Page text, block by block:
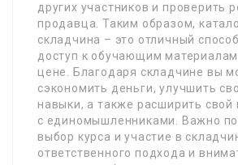
других участников и проверить
продавца. Таким образом,
складчина – это отличный
доступ к обучающим
цене. Благодаря складчине вы
сэкономить деньги, улучшить
навыки, а также расширить свой
с единомышленниками. Важно
выбор курса и участие в
ответственного подхода и